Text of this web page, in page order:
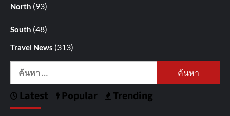
North (93)
South (48)
Travel News (313)
ค้นหา
Latest Popular Trending